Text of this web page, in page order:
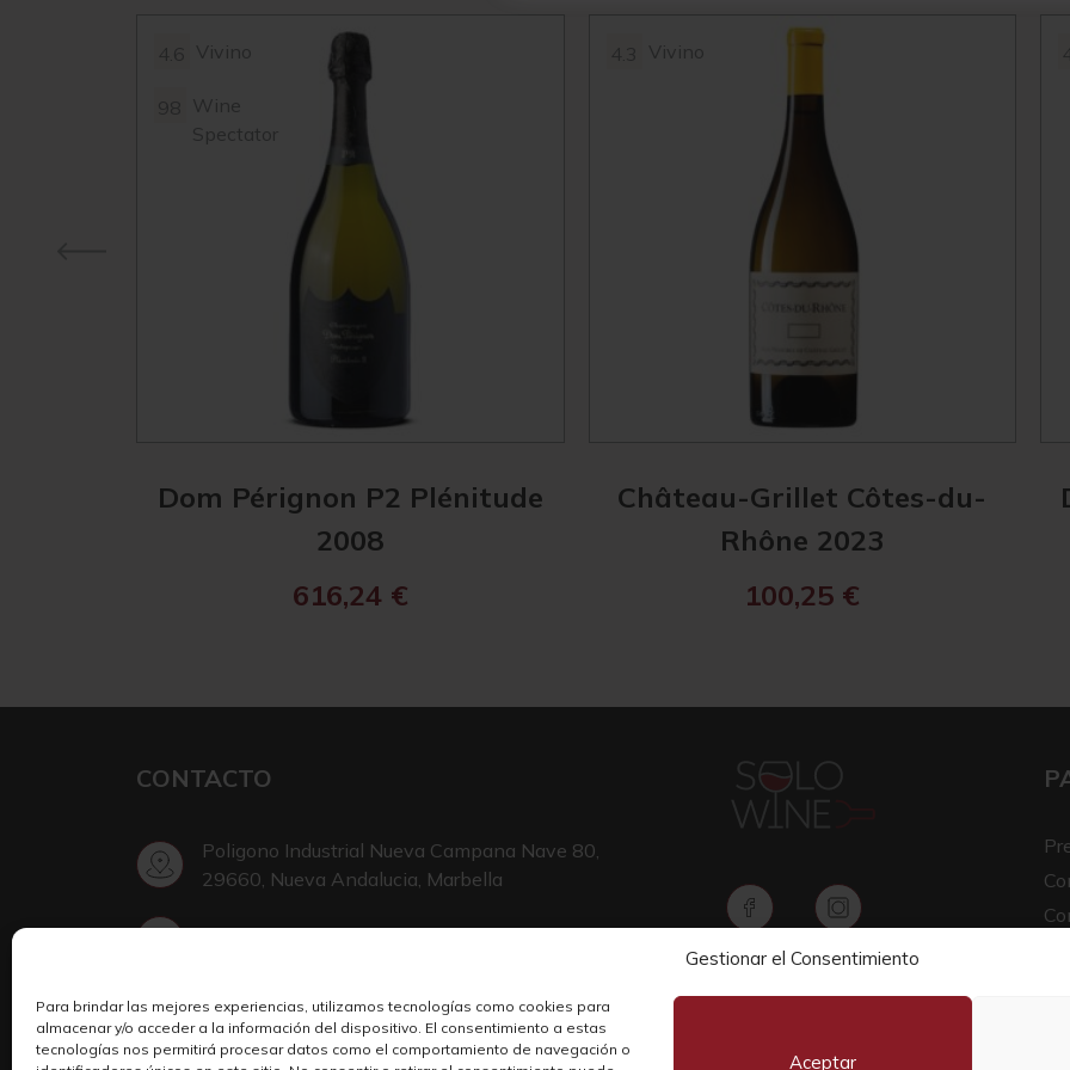
Gestionar el Consentimiento
Para brindar las mejores experiencias, utilizamos tecnologías como cookies para
almacenar y/o acceder a la información del dispositivo. El consentimiento a estas
tecnologías nos permitirá procesar datos como el comportamiento de navegación o
Aceptar
Vivino
Wine
Spectator
Dom Pérignon P2 Plénitude
2008
616,24 €
Vivino
Château-Grillet Côtes-du-
Rhône 2023
100,25 €
CONTACTO
Poligono Industrial Nueva Campana Nave 80,
29660, Nueva Andalucia, Marbella
Escribir en Telegram